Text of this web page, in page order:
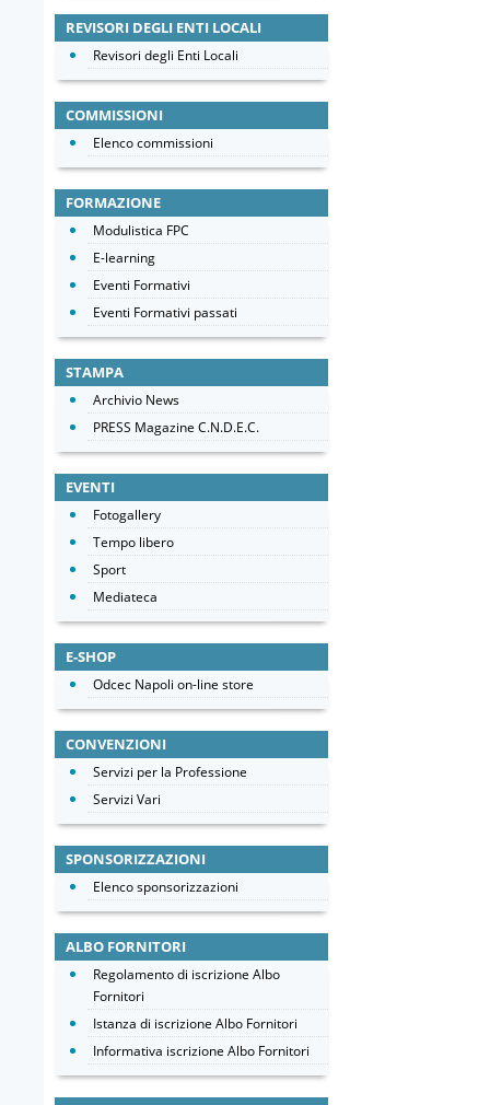
REVISORI DEGLI ENTI LOCALI
Revisori degli Enti Locali
COMMISSIONI
Elenco commissioni
FORMAZIONE
Modulistica FPC
E-learning
Eventi Formativi
Eventi Formativi passati
STAMPA
Archivio News
PRESS Magazine C.N.D.E.C.
EVENTI
Fotogallery
Tempo libero
Sport
Mediateca
E-SHOP
Odcec Napoli on-line store
CONVENZIONI
Servizi per la Professione
Servizi Vari
SPONSORIZZAZIONI
Elenco sponsorizzazioni
ALBO FORNITORI
Regolamento di iscrizione Albo
Fornitori
Istanza di iscrizione Albo Fornitori
Informativa iscrizione Albo Fornitori